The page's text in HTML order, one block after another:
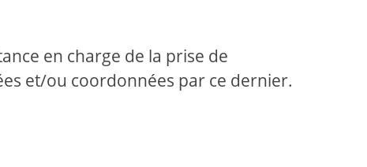
en charge de la prise de
et/ou coordonnées par ce dernier.